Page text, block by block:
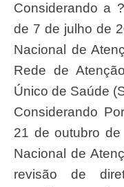
Considerando a
de 7 de julho de
Nacional de
Rede de
Único de Saúde
Considerando
21 de outubro
Nacional de
revisão de